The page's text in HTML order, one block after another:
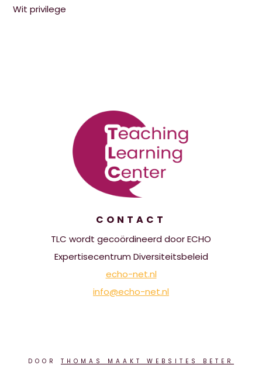
Wit privilege
CONTACT
TLC wordt gecoördineerd door ECHO
Expertisecentrum Diversiteitsbeleid
echo-net.nl
info@echo-net.nl
DOOR THOMAS MAAKT WEBSITES BETER